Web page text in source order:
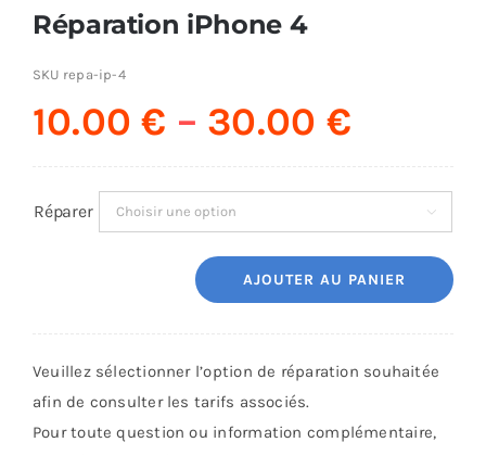
Réparation iPhone 4
SKU repa-ip-4
10.00€ – 30.00 €
Réparer 
AJOUTER AU PANIER
Veuillez sélectionner l’option de réparation souhaitée
afin de consulter les tarifs associés.
Pour toute question ou information complémentaire,